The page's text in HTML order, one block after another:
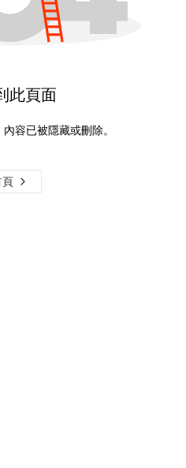
此頁面
容已被隱藏或刪除。
頁